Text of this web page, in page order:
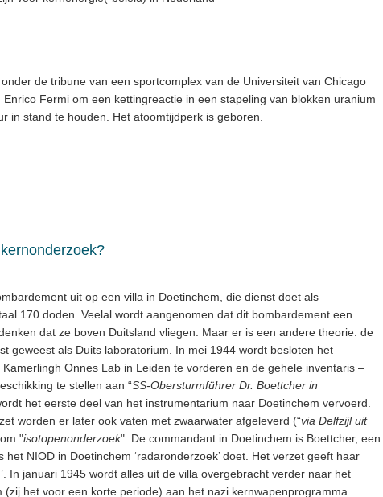
de tribune van een sportcomplex van de Universiteit van Chicago
Fermi om een kettingreactie in een stapeling van blokken uranium
in stand te houden. Het atoomtijdperk is geboren.
uit op een villa in Doetinchem, die dienst doet als
170 doden. Veelal wordt aangenomen dat dit bombardement een
dat ze boven Duitsland vliegen. Maar er is een andere theorie: de
geweest als Duits laboratorium. In mei 1944 wordt besloten het
Onnes Lab in Leiden te vorderen en de gehele inventaris –
te stellen aan “SS-Obersturmführer Dr. Boettcher in
het eerste deel van het instrumentarium naar Doetinchem vervoerd.
worden er later ook vaten met zwaarwater afgeleverd (“via Delfzijl uit
"isotopenonderzoek". De commandant in Doetinchem is Boettcher, een
NIOD in Doetinchem ‘radaronderzoek’ doet. Het verzet geeft haar
In januari 1945 wordt alles uit de villa overgebracht verder naar het
(zij het voor een korte periode) aan het nazi kernwapenprogramma